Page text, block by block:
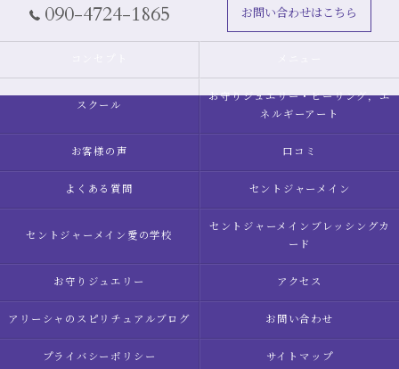
090-4724-1865 お問い合わせはこちら
スクール
お守りジュエリー・ヒーリング，エ
ネルギーアート
お客様の声 口コミ
よくある質問 セントジャーメイン
セントジャーメイン愛の学校
セントジャーメインブレッシングカ
ード
お守りジュエリー アクセス
アリーシャのスピリチュアルブログ お問い合わせ
プライバシーポリシー サイトマップ